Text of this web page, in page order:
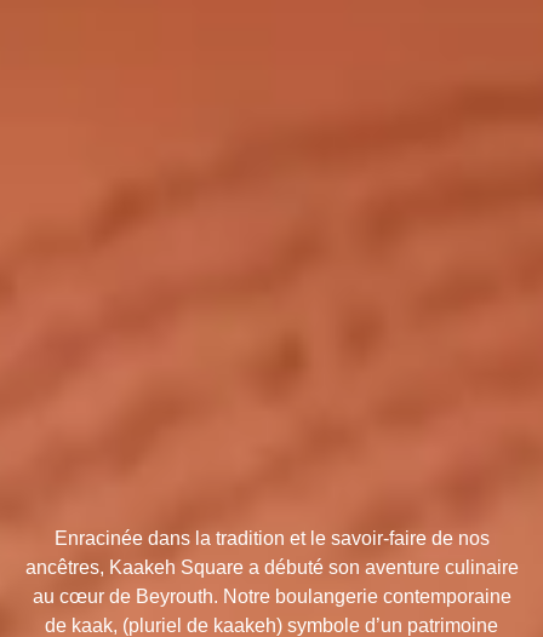
Enracinée dans la tradition et le savoir-faire de nos
ancêtres, Kaakeh Square a débuté son aventure culinaire
au cœur de Beyrouth. Notre boulangerie contemporaine
de kaak, (pluriel de kaakeh) symbole d’un patrimoine